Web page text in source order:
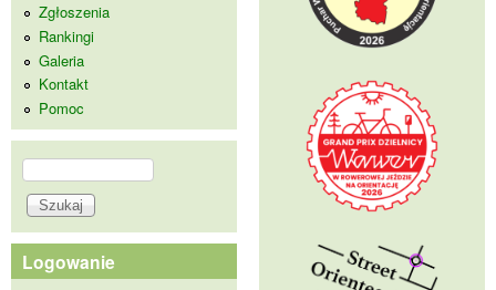
Zgłoszenia
Rankingi
Galeria
Kontakt
Pomoc
Formularz wyszukiwania
Szukaj
Logowanie